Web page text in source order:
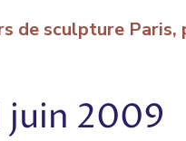
de sculpture
juin 2009